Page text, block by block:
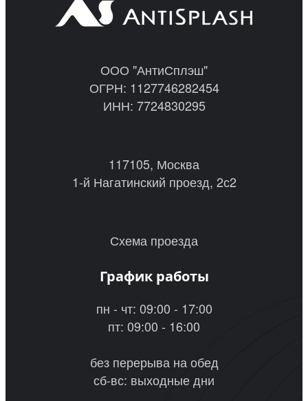
ООО "АнтиСплэш"
ОГРН: 1127746282454
ИНН: 7724830295
117105, Москва
1-й Нагатинский проезд, 2с2
Схема проезда
График работы
пн - чт: 09:00 - 17:00
пт: 09:00 - 16:00
без перерыва на обед
сб-вс: выходные дни